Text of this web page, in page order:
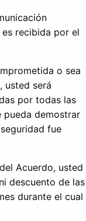
recibida por el
o sea
usted será
por todas las
pueda demostrar
fue
Acuerdo, usted
descuento de las
durante el cual